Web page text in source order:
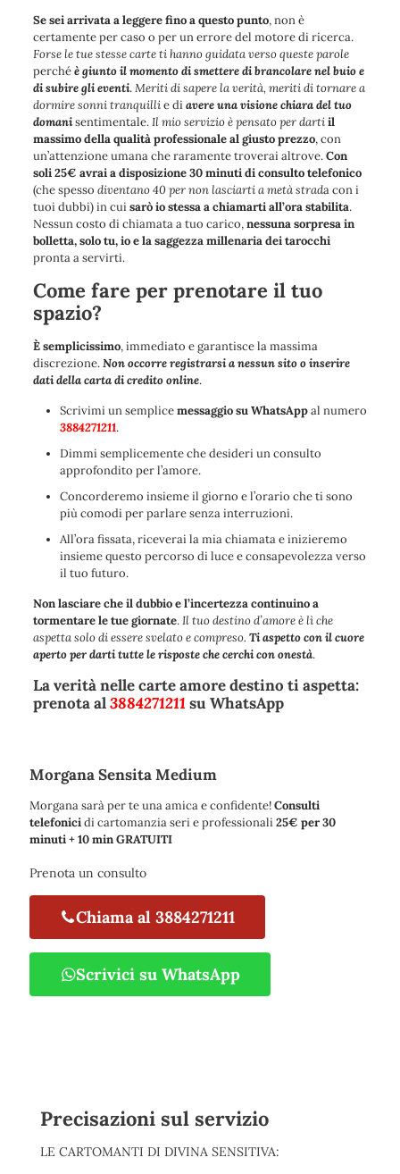
Se sei arrivata a leggere fino a questo punto, non è
certamente per caso o per un errore del motore di ricerca.
Forse le tue stesse carte ti hanno guidata verso queste parole
perchéè giunto il momento di smettere di brancolare nel buio e
di subire gli eventi.Meriti di sapere la verità, meriti di tornare a
dormire sonni tranquillie diavere una visione chiara del tuo
domanisentimentale.Il mio servizio è pensato per dartiil
massimo della qualità professionale al giusto prezzo, con
un’attenzione umana che raramente troverai altrove.Con
soli 25€ avrai a disposizione 30 minuti di consulto telefonico
(che spesso diventano 40 per non lasciarti a metà strada con i
tuoi dubbi) in cuisarò io stessa a chiamarti all’ora stabilita.
Nessun costo di chiamata a tuo carico,nessuna sorpresa in
bolletta, solo tu, io e la saggezza millenaria dei tarocchi
pronta a servirti.
Come fare per prenotare il tuo
spazio?
È semplicissimo, immediato e garantisce la massima
discrezione.Non occorre registrarsi a nessun sito o inserire
dati della carta di credito online.
Scrivimi un semplicemessaggio su WhatsAppal numero
3884271211.
Dimmi semplicemente che desideri un consulto
approfondito per l’amore.
Concorderemo insieme il giorno e l’orario che ti sono
più comodi per parlare senza interruzioni.
All’ora fissata, riceverai la mia chiamata e inizieremo
insieme questo percorso di luce e consapevolezza verso
il tuo futuro.
Non lasciare che il dubbio e l’incertezza continuino a
tormentare le tue giornate.Il tuo destino d’amore è lì che
aspetta solo di essere svelato e compreso. Ti aspetto con il cuore
aperto per darti tutte le risposte che cerchi con onestà.
La verità nelle carte amore destino ti aspetta:
prenota al3884271211 su WhatsApp
Morgana Sensita Medium
Morgana sarà per te una amica e confidente!Consulti
telefonicidi cartomanzia seri e professionali25€ per 30
minuti + 10 min GRATUITI
Prenota un consulto
Chiama al 3884271211
Scrivici su WhatsApp
Precisazioni sul servizio
LE CARTOMANTI DI DIVINA SENSITIVA: